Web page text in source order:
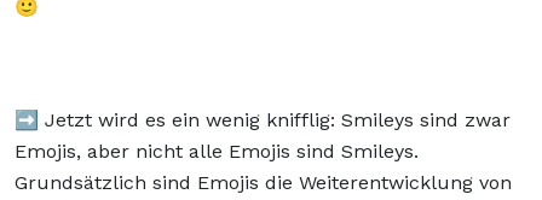
🙂
➡️ Jetzt wird es ein wenig knifflig: Smileys sind zwar
Emojis, aber nicht alle Emojis sind Smileys.
Grundsätzlich sind Emojis die Weiterentwicklung von